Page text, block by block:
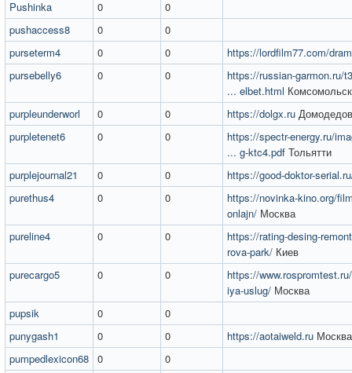
Pushinka
0
0
pushaccess8
0
0
purseterm4
0 0
https://lordfilm77.com/
pursebelly6
0 0
https://russian-garmon.ru/
... elbet.html
purpleunderworl
0 0 https://dolgx.ru
purpletenet6
0 0
https://spectr-energy.ru/
... g-ktc4.pdf Тольятти
purplejournal21
0 0
https://good-doktor-
purethus4
0 0
https://novinka-kino.org/
onlajn/ Москва
pureline4
0 0
https://rating-desing-
rova-park/ Киев
purecargo5
0 0
https://
iya-uslug/ Москва
pupsik
0
0
punygash1
0 0 https://aotaiweld.ru Москва
pumpedlexicon68 0
0